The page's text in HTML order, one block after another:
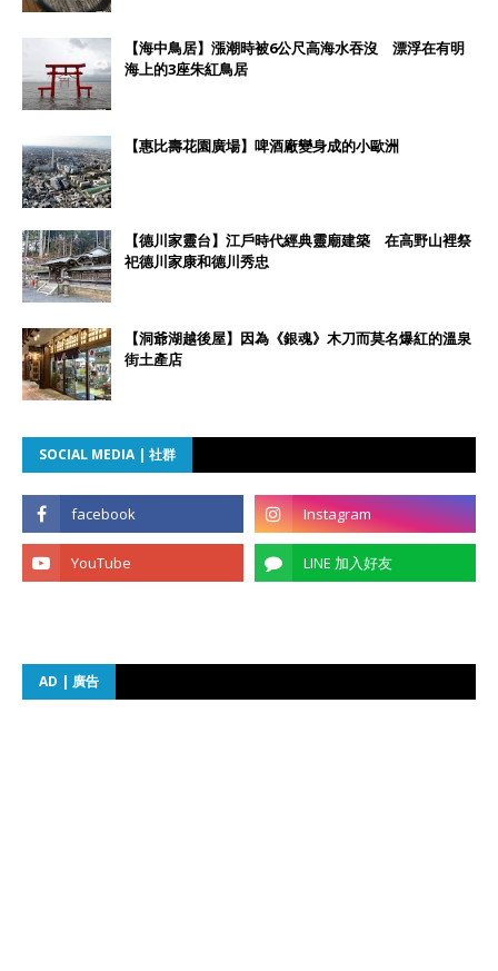
【海中鳥居】漲潮時被6公尺高海水吞沒 漂浮在有明
海上的3座朱紅鳥居
【惠比壽花園廣場】啤酒廠變身成的小歐洲
【德川家靈台】江戶時代經典靈廟建築 在高野山裡祭
祀德川家康和德川秀忠
【洞爺湖越後屋】因為《銀魂》木刀而莫名爆紅的溫泉
街土產店
SOCIAL MEDIA | 社群
AD | 廣告